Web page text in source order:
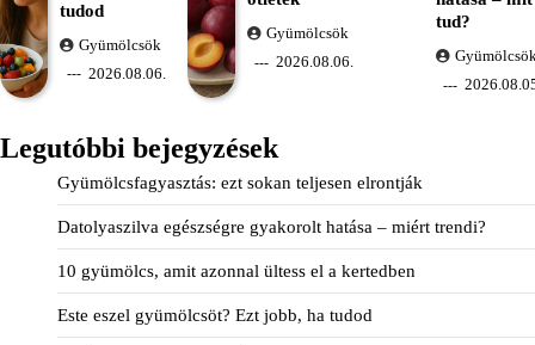
tudod
Gyümölcsök
2026.08.06.
Gyümölcsök
2026.08.06.
tud?
Legutóbbi bejegyzések
Gyümölcsfagyasztás: ezt sokan teljesen elrontják
Datolyaszilva egészségre gyakorolt hatása – miért trendi?
10 gyümölcs, amit azonnal ültess el a kertedben
Este eszel gyümölcsöt? Ezt jobb, ha tudod